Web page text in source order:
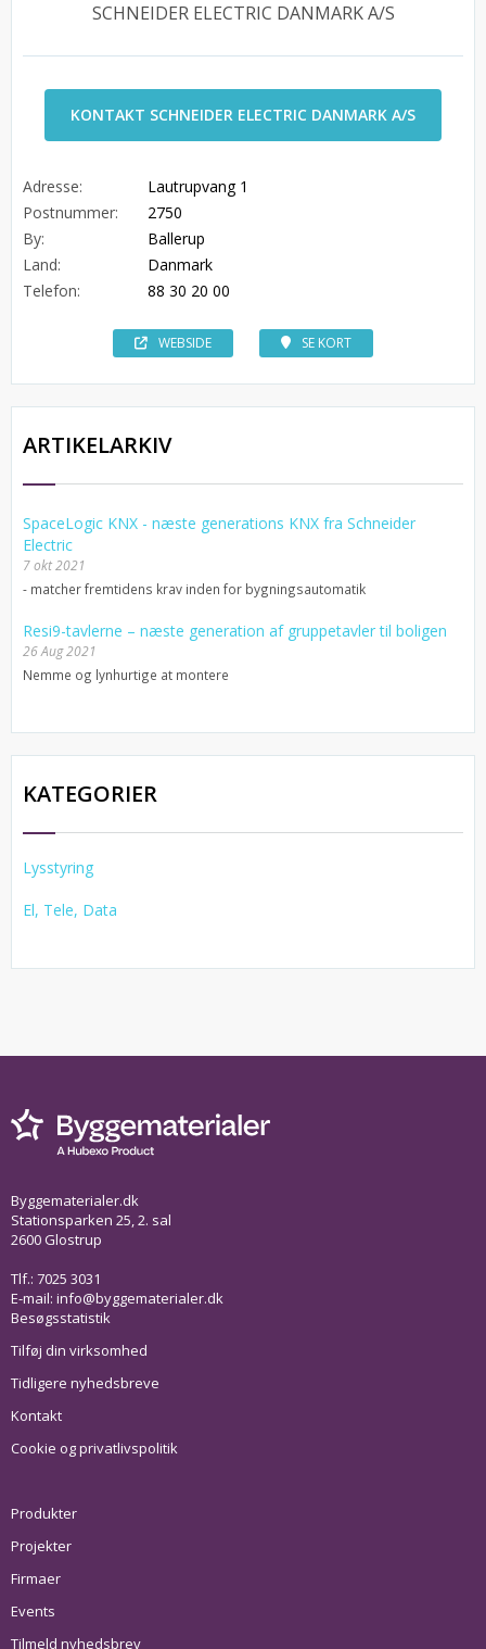
SCHNEIDER ELECTRIC DANMARK A/S
KONTAKT SCHNEIDER ELECTRIC DANMARK A/S
Adresse:
Lautrupvang 1
Postnummer:
2750
By:
Ballerup
Land:
Danmark
Telefon:
88 30 20 00
WEBSIDE SE KORT
ARTIKELARKIV
SpaceLogic KNX - næste generations KNX fra Schneider
Electric
7 okt 2021
- matcher fremtidens krav inden for bygningsautomatik
Resi9-tavlerne – næste generation af gruppetavler til boligen
26 Aug 2021
Nemme og lynhurtige at montere
KATEGORIER
Lysstyring
El, Tele, Data
Byggematerialer.dk
Stationsparken 25, 2. sal
2600 Glostrup
Tlf.: 7025 3031
E-mail: info@byggematerialer.dk
Besøgsstatistik
Tilføj din virksomhed
Tidligere nyhedsbreve
Kontakt
Cookie og privatlivspolitik
Produkter
Projekter
Firmaer
Events
Tilmeld nyhedsbrev